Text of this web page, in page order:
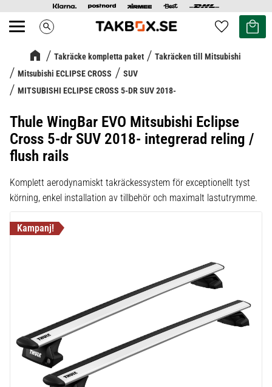
Meny search Favoriter
Kundvagn
Takräcke kompletta paket
Takräcken till Mitsubishi
Mitsubishi ECLIPSE CROSS
SUV
MITSUBISHI ECLIPSE CROSS 5-DR SUV 2018-
Thule WingBar EVO Mitsubishi Eclipse
Cross 5-dr SUV 2018- integrerad reling /
flush rails
Komplett aerodynamiskt takräckessystem för exceptionellt tyst
körning, enkel installation av tillbehör och maximalt lastutrymme.